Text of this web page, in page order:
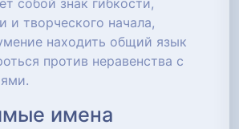
собой знак гибкости,
и творческого начала,
находить общий язык
против неравенства с
имена